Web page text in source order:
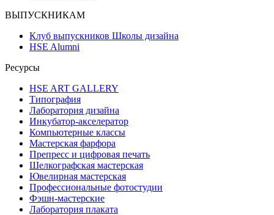
ВЫПУСКНИКАМ
Клуб выпускников Школы дизайна
HSE Alumni
Ресурсы
HSE ART GALLERY
Типография
Лаборатория дизайна
Инкубатор-акселератор
Компьютерные классы
Мастерская фарфора
Препресс и цифровая печать
Шелкографская мастерская
Ювелирная мастерская
Профессиональные фотостудии
Фэшн-мастерские
Лаборатория плаката